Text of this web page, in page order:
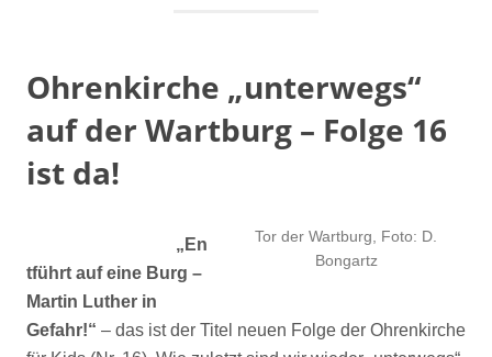
Ohrenkirche „unterwegs“
auf der Wartburg – Folge 16
ist da!
Tor der Wartburg, Foto: D.
Bongartz
„En
tführt auf eine Burg –
Martin Luther in
Gefahr!“ – das ist der Titel neuen Folge der Ohrenkirche